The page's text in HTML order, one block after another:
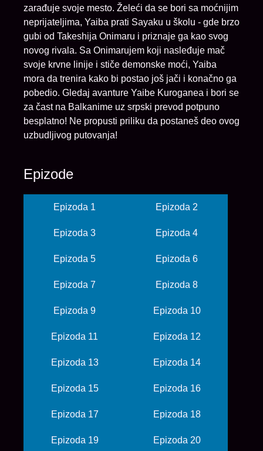
zarađuje svoje mesto. Želeći da se bori sa moćnijim
neprijateljima, Yaiba prati Sayaku u školu - gde brzo
gubi od Takeshija Onimaru i priznaje ga kao svog
novog rivala. Sa Onimarujem koji nasleđuje mač
svoje krvne linije i stiče demonske moći, Yaiba
mora da trenira kako bi postao još jači i konačno ga
pobedio. Gledaj avanture Yaibe Kuroganea i bori se
za čast na Balkanime uz srpski prevod potpuno
besplatno! Ne propusti priliku da postaneš deo ovog
uzbudljivog putovanja!
Epizode
Epizoda 1 Epizoda 2
Epizoda 3 Epizoda 4
Epizoda 5 Epizoda 6
Epizoda 7 Epizoda 8
Epizoda 9 Epizoda 10
Epizoda 11 Epizoda 12
Epizoda 13 Epizoda 14
Epizoda 15 Epizoda 16
Epizoda 17 Epizoda 18
Epizoda 19 Epizoda 20